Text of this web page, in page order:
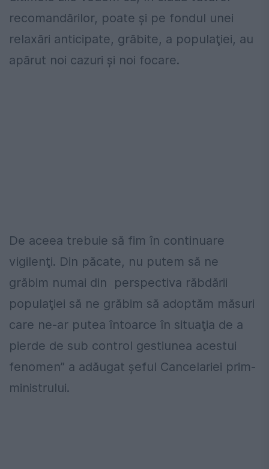
recomandărilor, poate şi pe fondul unei
relaxări anticipate, grăbite, a populaţiei, au
apărut noi cazuri şi noi focare.
De aceea trebuie să fim în continuare
vigilenţi. Din păcate, nu putem să ne
grăbim numai din perspectiva răbdării
populaţiei să ne grăbim să adoptăm măsuri
care ne-ar putea întoarce în situaţia de a
pierde de sub control gestiunea acestui
fenomen” a adăugat șeful Cancelariei prim-
ministrului.